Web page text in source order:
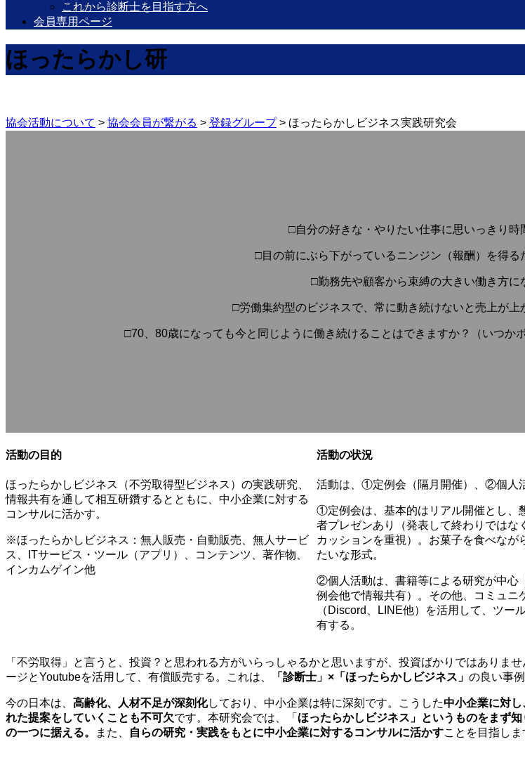
これから診断士を目指す方へ
会員専用ページ
ほったらかし研
協会活動について > 協会会員が繋がる > 登録グループ> ほったらかしビジネス実践研究会
□自分の好きな・やりたい仕事に思いっきり
□目の前にぶら下がっているニンジン（報酬）を得る
□勤務先や顧客から束縛の大きい働き方
□労働集約型のビジネスで、常に動き続けないと売上が上
□70、80歳になっても今と同じように働き続けることはできますか？（いつか
活動の目的
ほったらかしビジネス（不労取得型ビジネス）の実践研究、
情報共有を通して相互研鑽するとともに、中小企業に対する
コンサルに活かす。
※ほったらかしビジネス：無人販売・自動販売、無人サービ
ス、ITサービス・ツール（アプリ）、コンテンツ、著作物、
インカムゲイン他
活動の状況
活動は、①定例会（隔月開催）、②個人
①定例会は、基本的はリアル開催とし、
者プレゼンあり（発表して終わりではな
カッションを重視）。お菓子を食べなが
たいな形式。
②個人活動は、書籍等による研究が中心
例会他で情報共有）。その他、コミュニ
（Discord、LINE他）を活用して、ツー
有する。
「不労取得」と言うと、投資？と思われる方がいらっしゃるかと思いますが、投資ばかりではあり
ージとYoutubeを活用して、有償販売する。これは、
「診断士」×「ほったらかしビジネス」 の良い事
今の日本は、 高齢化、人材不足が深刻化しており、中小企業は特に深刻です。こうした中小企業に対
れた提案をしていくことも不可欠です。本研究会では、「 ほったらかしビジネス」というものをまず
の一つに据える。
また、 自らの研究・実践をもとに中小企業に対するコンサルに活かすことを目指しま